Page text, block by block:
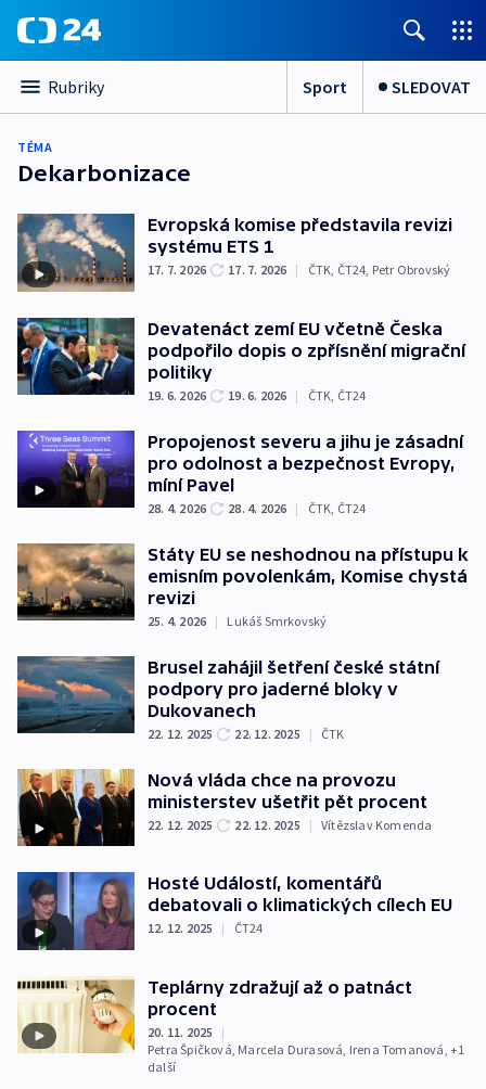
Rubriky Sport SLEDOVAT
TÉMA
Dekarbonizace
Evropská komise představila revizi
systému ETS 1
17. 7. 2026 17. 7. 2026 | ČTK, ČT24, Petr Obrovský
Devatenáct zemí EU včetně Česka
podpořilo dopis o zpřísnění migrační
politiky
19. 6. 2026 19. 6. 2026 | ČTK ČT24
Propojenost severu a jihu je zásadní
pro odolnost a bezpečnost Evropy,
míní Pavel
28. 4. 2026 28. 4. 2026 | ČTK ČT24
Státy EU se neshodnou na přístupu k
emisním povolenkám, Komise chystá
revizi
25. 4. 2026 | Lukáš Smrkovský
Brusel zahájil šetření české státní
podpory pro jaderné bloky v
Dukovanech
22. 12. 2025 22. 12. 2025 | ČTK
Nová vláda chce na provozu
ministerstev ušetřit pět procent
22. 12. 2025 22. 12. 2025 | Vítězslav Komenda
Hosté Událostí, komentářů
debatovali o klimatických cílech EU
12. 12. 2025 | ČT24
Teplárny zdražují až o patnáct
procent
20. 11. 2025
|
Petra Špičková Marcela Durasová Irena Tomanová , +1
další